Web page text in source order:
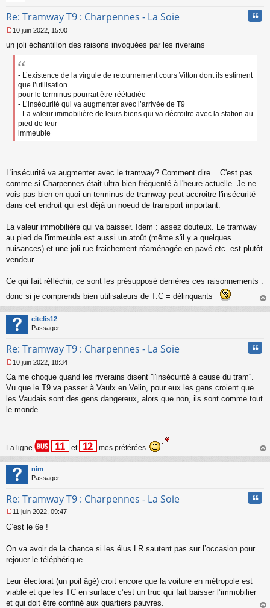
Re: Tramway T9 : Charpennes - La Soie
e
s
10 juin 2022, 15:00
un joli échantillon des raisons invoquées par les riverains
- L’existence de la virgule de retournement cours Vitton dont ils estiment
que l’utilisation
pour le terminus pourrait être réétudiée
- L’insécurité qui va augmenter avec l’arrivée de T9
- La valeur immobilière de leurs biens qui va décroitre avec la station au
pied de leur
immeuble
L'insécurité va augmenter avec le tramway? Comment dire... C'est pas
comme si Charpennes était ultra bien fréquenté à l'heure actuelle. Je ne
vois pas bien en quoi un terminus de tramway peut accroitre l'insécurité
dans cet endroit qui est déjà un noeud de transport important.
La valeur immobilière qui va baisser. Idem : assez douteux. Le tramway
au pied de l'immeuble est aussi un atoût (même s'il y a quelques
nuisances) et une joli rue fraichement réaménagée en pavé etc. est plutôt
vendeur.
Ce qui fait réfléchir, ce sont les présupposé derrières ces raisonnements :
donc si je comprends bien utilisateurs de T.C = délinquants
au
citelis12
Passager
Re: Tramway T9 : Charpennes - La Soie
e
s
s
g
n
u
10 juin 2022, 18:34
Ca me choque quand les riverains disent ''l'insécurité à cause du tram''.
Vu que le T9 va passer à Vaulx en Velin, pour eux les gens croient que
les Vaudais sont des gens dangereux, alors que non, ils sont comme tout
le monde.
La ligne et mes préférées.
au
nim
Passager
Re: Tramway T9 : Charpennes - La Soie
e
g
n
o
11 juin 2022, 09:47
C’est le 6e !
On va avoir de la chance si les élus LR sautent pas sur l’occasion pour
rejouer le téléphérique.
Leur électorat (un poil âgé) croit encore que la voiture en métropole est
viable et que les TC en surface c’est un truc qui fait baisser l’immobilier
et qui doit être confiné aux quartiers pauvres.